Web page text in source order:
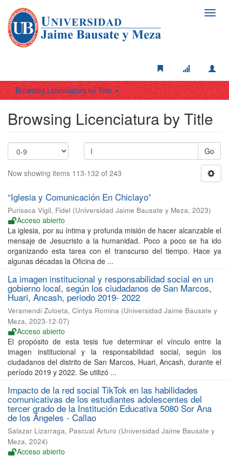
Browsing Licenciatura by Title
Browsing Licenciatura by Title
Go
Now showing items 113-132 of 243
“Iglesia y Comunicación En Chiclayo”
Purisaca Vigil, Fidel (Universidad Jaime Bausate y Meza, 2023)
Acceso abierto
La iglesia, por su íntima y profunda misión de hacer alcanzable el
mensaje de Jesucristo a la humanidad. Poco a poco se ha ido
organizando esta tarea con el transcurso del tiempo. Hace ya
algunas décadas la Oficina de ...
La imagen institucional y responsabilidad social en un
gobierno local, según los ciudadanos de San Marcos,
Huari, Ancash, periodo 2019- 2022
Veramendi Zuloeta, Cintya Romina (Universidad Jaime Bausate y
Meza, 2023-12-07)
Acceso abierto
El propósito de esta tesis fue determinar el vínculo entre la
imagen institucional y la responsabilidad social, según los
ciudadanos del distrito de San Marcos, Huari, Ancash, durante el
período 2019 y 2022. Se utilizó ...
Impacto de la red social TikTok en las habilidades
comunicativas de los estudiantes adolescentes del
tercer grado de la Institución Educativa 5080 Sor Ana
de los Ángeles - Callao
Salazar Lizarraga, Pascual Arturo (Universidad Jaime Bausate y
Meza, 2024)
Acceso abierto